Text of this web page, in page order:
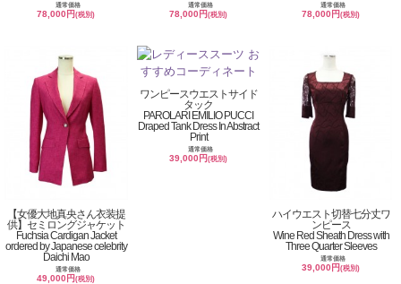
通常価格
78,000円(税別)
通常価格
78,000円(税別)
通常価格
78,000円(税別)
【女優大地真央さん衣装提
供】セミロングジャケット
Fuchsia Cardigan Jacket
ordered by Japanese celebrity
Daichi Mao
通常価格
49,000円(税別)
ワンピースウエストサイド
タック
PAROLARI EMILIO PUCCI
Draped Tank Dress In Abstract
Print
通常価格
39,000円(税別)
ハイウエスト切替七分丈ワ
ンピース
Wine Red Sheath Dress with
Three Quarter Sleeves
通常価格
39,000円(税別)